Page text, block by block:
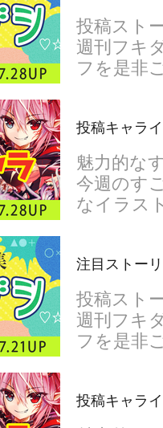
投稿スト
週刊フキ
フを是非
投稿キャラ
魅力的な
今週のす
なイラス
注目ストー
投稿スト
週刊フキ
フを是非
投稿キャラ